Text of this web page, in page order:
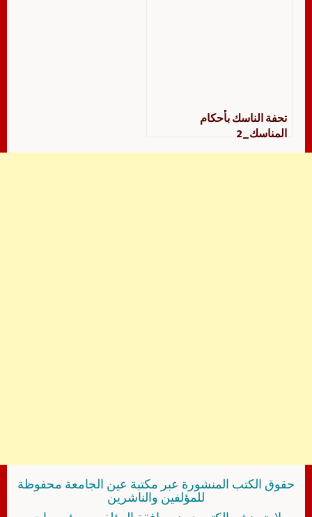
تحفة الناسك بأحكام
المناسك_2
حقوق الكتب المنشورة عبر مكتبة عين الجامعة محفوظة
للمؤلفين والناشرين